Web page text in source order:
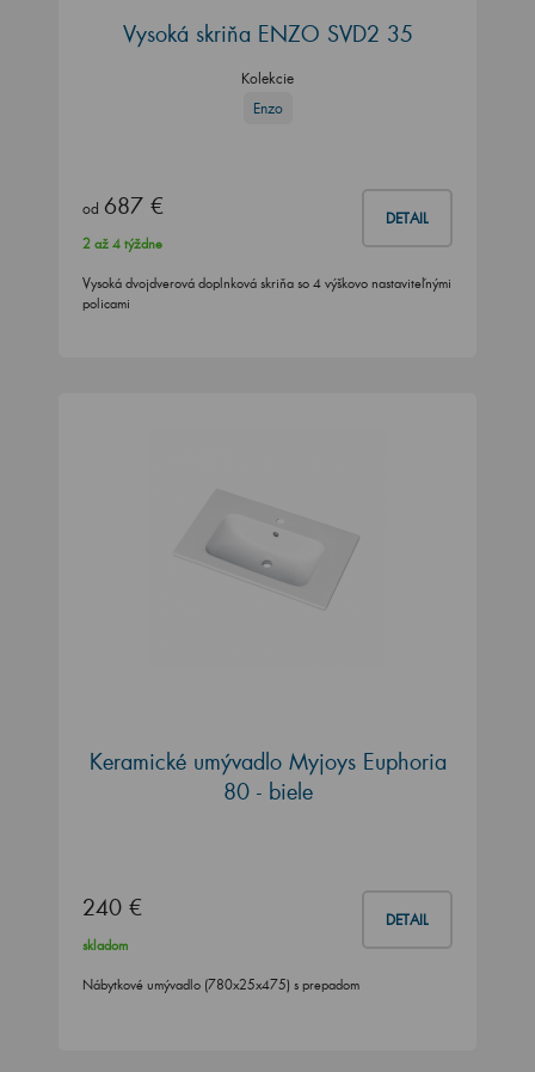
Vysoká skriňa ENZO SVD2 35
Kolekcie
Enzo
od 687 € DETAIL
2 až 4 týždne
Vysoká dvojdverová doplnková skriňa so 4 výškovo nastaviteľnými
policami
Keramické umývadlo Myjoys Euphoria
80 - biele
240 € DETAIL
skladom
Nábytkové umývadlo (780x25x475) s prepadom